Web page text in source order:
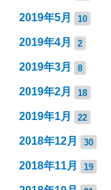
2019年5月 10
2019年4月 2
2019年3月 8
2019年2月 18
2019年1月 22
2018年12月 30
2018年11月 19